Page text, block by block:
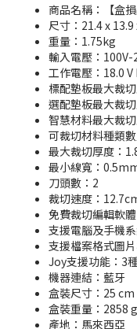
商品名稱：【盒
尺寸：21.4 x
重量：1.75kg
輸入電壓：100V-
工作電壓：18.0 V
標配墊板最大裁
選配墊板最大裁
智慧材料最大裁
可裁切材料種類
最大裁切厚度：
最小線寬：
刀頭數：2
裁切速度：
免費裁切編輯軟
支援電腦及手機
支援檔案格式圖
Joy支援功能：3
機器連結：藍牙
盒裝尺寸：25
盒裝重量：2858 g
產地：馬來西亞